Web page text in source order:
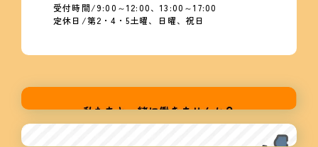
受付時間/9:00～12:00、13:00～17:00
定休日/第2・4・5土曜、日曜、祝日